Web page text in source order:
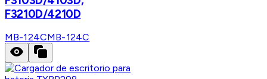
F3210D/4210D
MB-124CMB-124C